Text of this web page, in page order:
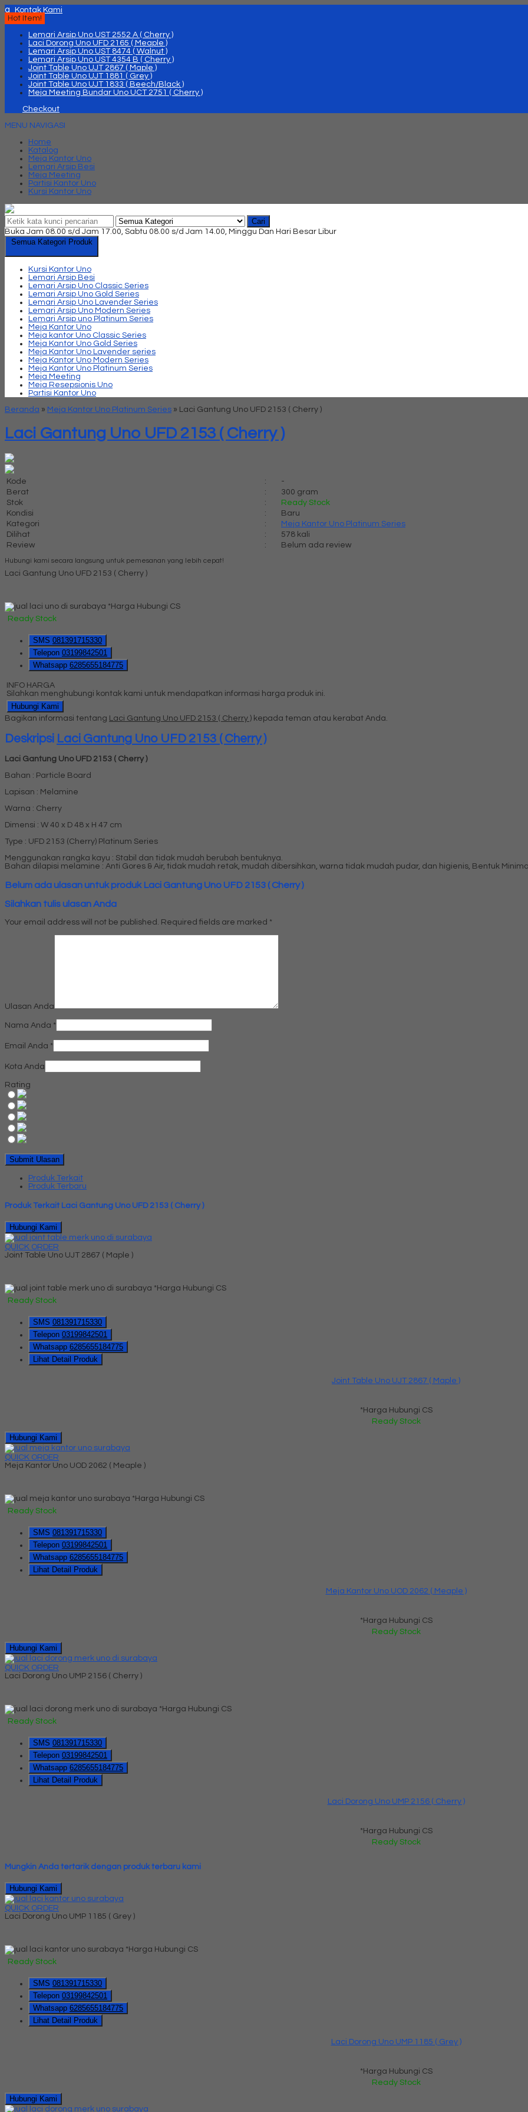
q
Kontak Kami
Hot Item!
Lemari Arsip Uno UST 2552 A ( Cherry )
Laci Dorong Uno UFD 2165 ( Meaple )
Lemari Arsip Uno UST 8474 ( Walnut )
Lemari Arsip Uno UST 4354 B ( Cherry )
Joint Table Uno UJT 2867 ( Maple )
Joint Table Uno UJT 1881 ( Grey )
Joint Table Uno UJT 1833 ( Beech/Black )
Meja Meeting Bundar Uno UCT 2751 ( Cherry )
Checkout
MENU NAVIGASI
Home
Katalog
Meja Kantor Uno
Lemari Arsip Besi
Meja Meeting
Partisi Kantor Uno
Kursi Kantor Uno
Cari
Buka Jam 08.00 s/d Jam 17.00, Sabtu 08.00 s/d Jam 14.00, Minggu Dan Hari Besar Libur
Semua Kategori Produk
Kursi Kantor Uno
Lemari Arsip Besi
Lemari Arsip Uno Classic Series
Lemari Arsip Uno Gold Series
Lemari Arsip Uno Lavender Series
Lemari Arsip Uno Modern Series
Lemari Arsip uno Platinum Series
Meja Kantor Uno
Meja kantor Uno Classic Series
Meja Kantor Uno Gold Series
Meja Kantor Uno Lavender series
Meja Kantor Uno Modern Series
Meja Kantor Uno Platinum Series
Meja Meeting
Meja Resepsionis Uno
Partisi Kantor Uno
Beranda » Meja Kantor Uno Platinum Series » Laci Gantung Uno UFD 2153 ( Cherry )
Laci Gantung Uno UFD 2153 ( Cherry )
Kode :
-
Berat
:
300 gram
Stok
:
Ready Stock
Kondisi
:
Baru
Kategori
:
Meja Kantor Uno Platinum Series
Dilihat
:
578 kali
Review
: Belum ada review
Hubungi kami secara langsung untuk pemesanan yang lebih cepat!
Laci Gantung Uno UFD 2153 ( Cherry )
*Harga Hubungi CS
Ready Stock
SMS 081391715330
Telepon 03199842501
Whatsapp 6285655184775
INFO HARGA
Silahkan menghubungi kontak kami untuk mendapatkan informasi harga produk ini.
Hubungi Kami
Bagikan informasi tentang Laci Gantung Uno UFD 2153 ( Cherry ) kepada teman atau kerabat Anda.
Deskripsi Laci Gantung Uno UFD 2153 ( Cherry )
Laci Gantung Uno UFD 2153 ( Cherry )
Bahan : Particle Board
Lapisan : Melamine
Warna : Cherry
Dimensi : W 40 x D 48 x H 47 cm
Type : UFD 2153 (Cherry) Platinum Series
Menggunakan rangka kayu : Stabil dan tidak mudah berubah bentuknya.
Bahan dilapisi melamine : Anti Gores & Air, tidak mudah retak, mudah dibersihkan, warna tidak mudah pudar, dan higienis, Bentuk
Belum ada ulasan untuk produk Laci Gantung Uno UFD 2153 ( Cherry )
Silahkan tulis ulasan Anda
Your email address will not be published. Required fields are marked *
Ulasan Anda
Nama Anda *
Email Anda *
Kota Anda
Rating
Produk Terkait
Produk Terbaru
Produk Terkait Laci Gantung Uno UFD 2153 ( Cherry )
Hubungi Kami
QUICK ORDER
Joint Table Uno UJT 2867 ( Maple )
*Harga Hubungi CS
Ready Stock
SMS 081391715330
Telepon 03199842501
Whatsapp 6285655184775
Lihat Detail Produk
Joint Table Uno UJT 2867 ( Maple )
*Harga Hubungi CS
Ready Stock
Hubungi Kami
QUICK ORDER
Meja Kantor Uno UOD 2062 ( Meaple )
*Harga Hubungi CS
Ready Stock
SMS 081391715330
Telepon 03199842501
Whatsapp 6285655184775
Lihat Detail Produk
Meja Kantor Uno UOD 2062 ( Meaple )
*Harga Hubungi CS
Ready Stock
Hubungi Kami
QUICK ORDER
Laci Dorong Uno UMP 2156 ( Cherry )
*Harga Hubungi CS
Ready Stock
SMS 081391715330
Telepon 03199842501
Whatsapp 6285655184775
Lihat Detail Produk
Laci Dorong Uno UMP 2156 ( Cherry )
*Harga Hubungi CS
Ready Stock
Mungkin Anda tertarik dengan produk terbaru kami
Hubungi Kami
QUICK ORDER
Laci Dorong Uno UMP 1185 ( Grey )
*Harga Hubungi CS
Ready Stock
SMS 081391715330
Telepon 03199842501
Whatsapp 6285655184775
Lihat Detail Produk
Laci Dorong Uno UMP 1185 ( Grey )
*Harga Hubungi CS
Ready Stock
Hubungi Kami